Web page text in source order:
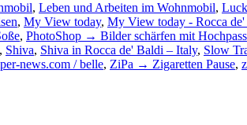
, Leben und Arbeiten im Wohnmobil,
, My View today, My View today - Rocca
, PhotoShop → Bilder schärfen mit Hochpass
, Shiva, Shiva in Rocca de' Baldi – Italy, Slow
news.com / belle, ZiPa → Zigaretten Pause,